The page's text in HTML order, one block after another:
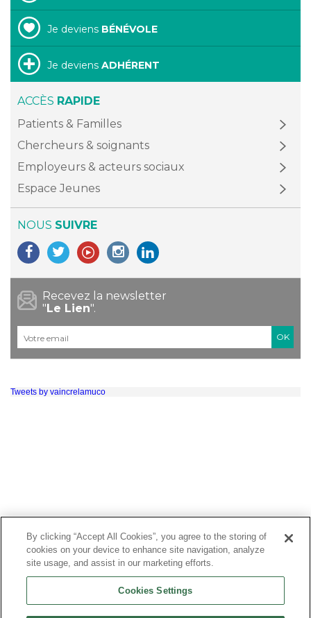
Je deviens BÉNÉVOLE
Je deviens ADHÉRENT
ACCÈS RAPIDE
Patients & Familles
Chercheurs & soignants
Employeurs & acteurs sociaux
Espace Jeunes
NOUS SUIVRE
Recevez la newsletter
"Le Lien".
Courriel*
Tweets by vaincrelamuco
By clicking “Accept All Cookies”, you agree to the storing of
cookies on your device to enhance site navigation, analyze
site usage, and assist in our marketing efforts.
Cookies Settings